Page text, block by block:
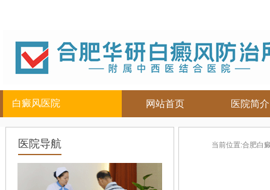
白癜风医院
儿童
胸背部
网站首页 医院简介
医院导航 当前位置:合肥白